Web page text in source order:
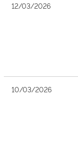
12/03/2026
10/03/2026